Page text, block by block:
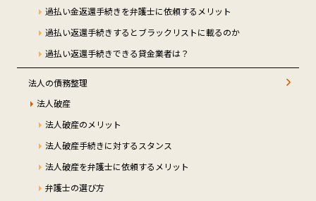
過払い金返還手続きを弁護士に依頼するメリット
過払い返還手続きするとブラックリストに載るのか
過払い返還手続きできる貸金業者は？
法人の債務整理
法人破産
法人破産のメリット
法人破産手続きに対するスタンス
法人破産を弁護士に依頼するメリット
弁護士の選び方